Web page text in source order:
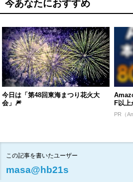
今あなたにおすすめ
今日は「第48回東海まつり花火大
会」🎆
F以上
PR（
この記事を書いたユーザー
masa@hb21s